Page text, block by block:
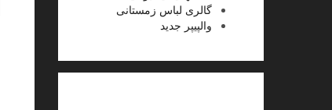
گالری لباس زمستانی
والپیپر جدید